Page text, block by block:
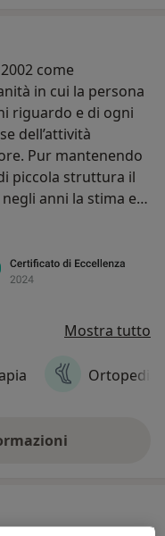
come
in cui la persona
riguardo e di ogni
dell’attività
Pur mantenendo
piccola struttura il
anni la stima e
trovato qui
poter sempre
diagnostico
con molte
sportive del
sul territorio
possibile.
Mostra tutto
Ortopedia